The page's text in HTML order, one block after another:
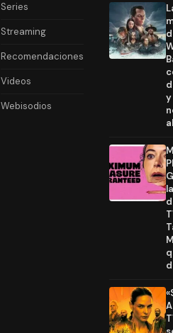
Series
Streaming
Recomendaciones
Videos
Webisodios
y